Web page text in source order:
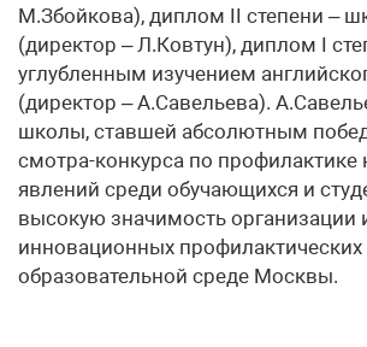
М.Збойкова), диплом II степени –
(директор – Л.Ковтун), диплом I
углубленным изучением
(директор – А.Савельева).
школы, ставшей абсолютным
смотра-конкурса по профилактике
явлений среди обучающихся и
высокую значимость организации
инновационных
образовательной среде Москвы.